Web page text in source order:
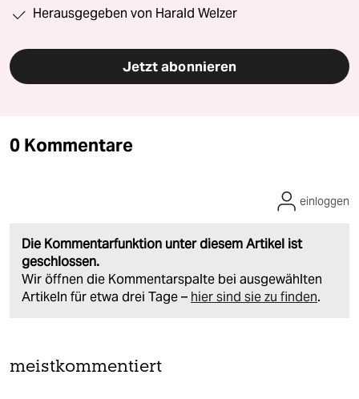
Herausgegeben von Harald Welzer
Jetzt abonnieren
0 Kommentare
Die Kommentarfunktion unter diesem Artikel ist
geschlossen.
Wir öffnen die Kommentarspalte bei ausgewählten
Artikeln für etwa drei Tage – hier sind sie zu finden.
einloggen
meistkommentiert